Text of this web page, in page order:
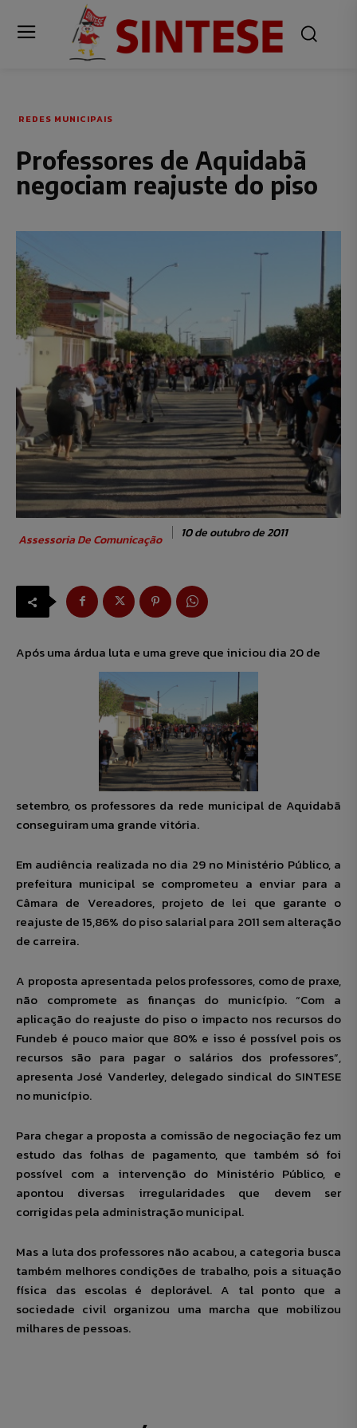
REDES MUNICIPAIS
Professores de Aquidabã
negociam reajuste do piso
Assessoria De Comunicação 10 de outubro de 2011
Após uma árdua luta e uma greve que iniciou dia 20 de
setembro, os professores da rede municipal de Aquidabã
conseguiram uma grande vitória.
Em audiência realizada no dia 29 no Ministério Público, a
prefeitura municipal se comprometeu a enviar para a
Câmara de Vereadores, projeto de lei que garante o
reajuste de 15,86% do piso salarial para 2011 sem alteração
de carreira.
A proposta apresentada pelos professores, como de praxe,
não compromete as finanças do município. “Com a
aplicação do reajuste do piso o impacto nos recursos do
Fundeb é pouco maior que 80% e isso é possível pois os
recursos são para pagar o salários dos professores”,
apresenta José Vanderley, delegado sindical do SINTESE
no município.
Para chegar a proposta a comissão de negociação fez um
estudo das folhas de pagamento, que também só foi
possível com a intervenção do Ministério Público, e
apontou diversas irregularidades que devem ser
corrigidas pela administração municipal.
Mas a luta dos professores não acabou, a categoria busca
também melhores condições de trabalho, pois a situação
física das escolas é deplorável. A tal ponto que a
sociedade civil organizou uma marcha que mobilizou
milhares de pessoas.